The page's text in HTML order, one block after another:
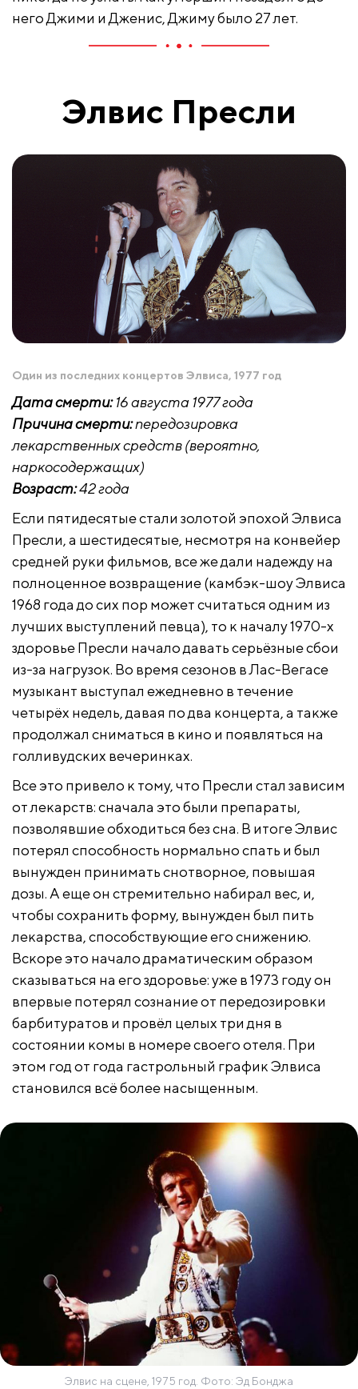
него Джими и Дженис, Джиму было 27 лет.
Элвис Пресли
Один из последних концертов Элвиса, 1977 год
Дата смерти:16 августа 1977 года
Причина смерти:передозировка
лекарственных средств (вероятно,
наркосодержащих)
Возраст:42 года
Если пятидесятые стали золотой эпохой Элвиса
Пресли, а шестидесятые, несмотря на конвейер
средней руки фильмов, все же дали надежду на
полноценное возвращение (камбэк-шоу Элвиса
1968 года до сих пор может считаться одним из
лучших выступлений певца), то к началу 1970-х
здоровье Пресли начало давать серьёзные сбои
из-за нагрузок. Во время сезонов в Лас-Вегасе
музыкант выступал ежедневно в течение
четырёх недель, давая по два концерта, а также
продолжал сниматься в кино и появляться на
голливудских вечеринках.
Все это привело к тому, что Пресли стал зависим
от лекарств: сначала это были препараты,
позволявшие обходиться без сна. В итоге Элвис
потерял способность нормально спать и был
вынужден принимать снотворное, повышая
дозы. А еще он стремительно набирал вес, и,
чтобы сохранить форму, вынужден был пить
лекарства, способствующие его снижению.
Вскоре это начало драматическим образом
сказываться на его здоровье: уже в 1973 году он
впервые потерял сознание от передозировки
барбитуратов и провёл целых три дня в
состоянии комы в номере своего отеля. При
этом год от года гастрольный график Элвиса
становился всё более насыщенным.
Элвис на сцене, 1975 год. Фото: Эд Бонджа